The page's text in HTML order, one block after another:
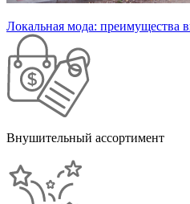
Локальная мода: преимущества
Внушительный ассортимент